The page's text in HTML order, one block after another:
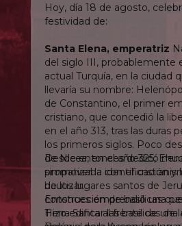
Hoy, día 18 de agosto,
festividad de:
Santa Elena, emperatriz
del siglo III, probablemente
actual Turquía, en la ciudad
llevaría su nombre:
de Constantino, el primer
cristiano, que concedió la
en el año 313, tras las duras
los primeros siglos. Poco
de Nicea, en el año 325,
simpatizaba con el
bautizar.
Entonces emprendió una
Tierra Santa al frente de una
Desde entonces dedicó
promover la identificación y
de los lugares santos de
construcción de basílicas
Hizo edificar las basílicas de